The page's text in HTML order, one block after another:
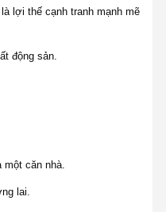
lợi thế cạnh tranh mạnh mẽ
động sản.
căn nhà.
lai.